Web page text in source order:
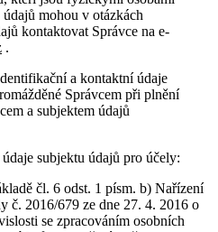
mohou v otázkách
kontaktovat Správce na e-
.
a kontaktní údaje
Správcem při plnění
a subjektem údajů
subjektu údajů pro účely:
čl. 6 odst. 1 písm. b) Nařízení
č. 2016/679 ze dne 27. 4. 2016 o
se zpracováním osobních